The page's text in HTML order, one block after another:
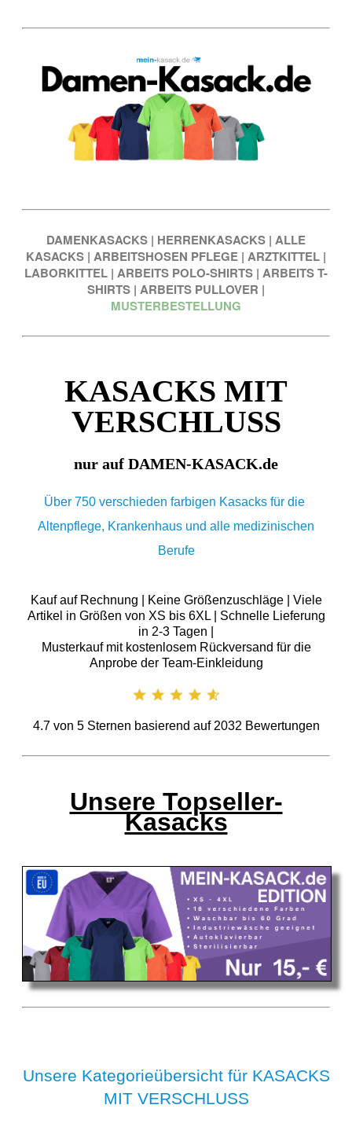
DAMENKASACKS | HERRENKASACKS | ALLE
KASACKS | ARBEITSHOSEN PFLEGE | ARZTKITTEL |
LABORKITTEL | ARBEITS POLO-SHIRTS | ARBEITS T-
SHIRTS | ARBEITS PULLOVER |
MUSTERBESTELLUNG
KASACKS MIT
VERSCHLUSS
nur auf DAMEN-KASACK.de
Über 750 verschieden farbigen Kasacks für die
Altenpflege, Krankenhaus und alle medizinischen
Berufe
Kauf auf Rechnung | Keine Größenzuschläge | Viele
Artikel in Größen von XS bis 6XL | Schnelle Lieferung
in 2-3 Tagen |
Musterkauf mit kostenlosem Rückversand für die
Anprobe der Team-Einkleidung
4.7von 5Sternen basierend auf 2032 Bewertungen
Unsere Topseller-
Kasacks
Unsere Kategorieübersicht für KASACKS
MIT VERSCHLUSS